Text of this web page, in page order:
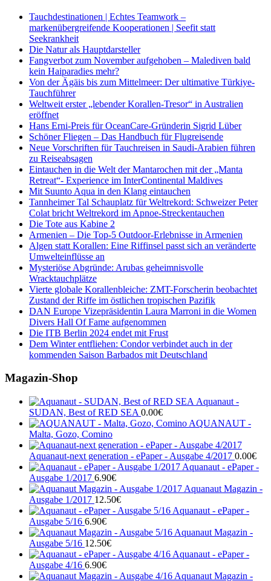
Tauchdestinationen | Echtes Teamwork –
markenübergreifende Kooperationen | Seefit statt
Seekrankheit
Die Natur als Hauptdarsteller
Fangverbot zum November aufgehoben – Malediven bald
kein Haiparadies mehr?
Von der Ägäis bis zum Mittelmeer: Der ultimative Türkiye-
Tauchführer
Weltweit erster „lebender Korallen-Tresor“ in Australien
eröffnet
Hans Erni-Preis für OceanCare-Gründerin Sigrid Lüber
Schöner Fliegen – Das Handbuch für Flugreisende
Neue Vorschriften für Tauchreisen in Saudi-Arabien führen
zu Reiseabsagen
Eintauchen in die Welt der Mantarochen mit der „Manta
Retreat“- Experience im InterContinental Maldives
Mit Suunto Aqua in den Klang eintauchen
Tannheimer Tal Schauplatz für Weltrekord: Schweizer Peter
Colat bricht Weltrekord im Apnoe-Streckentauchen
Die Tote aus Kabine 2
Armenien – Die Top-5 Outdoor-Erlebnisse in Armenien
Algen statt Korallen: Eine Riffinsel passt sich an veränderte
Umwelteinflüsse an
Mysteriöse Abgründe: Arubas geheimnisvolle
Wracktauchplätze
Vierte globale Korallenbleiche: ZMT-Forscherin beobachtet
Zustand der Riffe im östlichen tropischen Pazifik
DAN Europe Vizepräsidentin Laura Marroni in die Women
Divers Hall Of Fame aufgenommen
Die ITB Berlin 2024 endet mit Frust
Dem Winter entfliehen: Condor verbindet auch in der
kommenden Saison Barbados mit Deutschland
Magazin-Shop
Aquanaut -
SUDAN, Best of RED SEA 0.00€
AQUANAUT -
Malta, Gozo, Comino
Aquanaut-next generation - ePaper - Ausgabe 4/2017 0.00€
Aquanaut - ePaper -
Ausgabe 1/2017 6.90€
Aquanaut Magazin -
Ausgabe 1/2017 12.50€
Aquanaut - ePaper -
Ausgabe 5/16 6.90€
Aquanaut Magazin -
Ausgabe 5/16 12.50€
Aquanaut - ePaper -
Ausgabe 4/16 6.90€
Aquanaut Magazin -